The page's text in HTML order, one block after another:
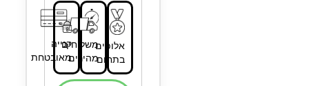
אלופים
בתחום
משלוחים
מהירים
קנייה
מאובטחת